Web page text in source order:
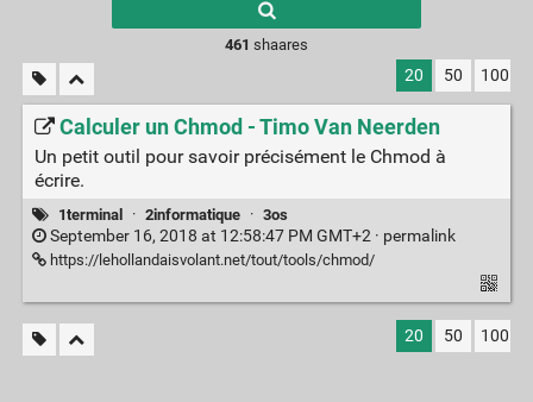
results.
461 shaares
20 50 100
Calculer un Chmod - Timo Van Neerden
Un petit outil pour savoir précisément le Chmod à
écrire.
1terminal · 2informatique · 3os
September 16, 2018 at 12:58:47 PM GMT+2 · permalink
https://lehollandaisvolant.net/tout/tools/chmod/
20 50 100